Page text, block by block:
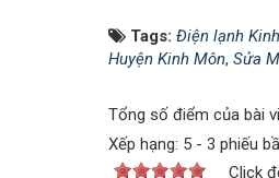
Tags: Điện lạnh
Huyện Kinh Môn, Sửa
Tổng số điểm của bài
Xếp hạng: 5 - 3 phiếu
Click